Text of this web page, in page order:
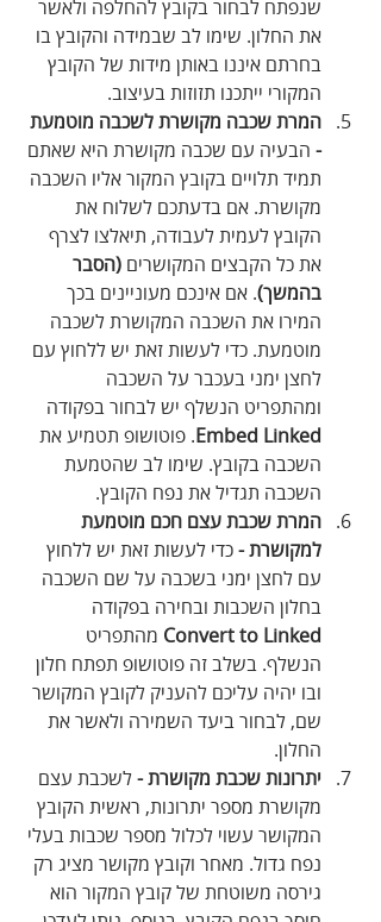
שנפתח לבחור בקובץ להחלפה ולאשר
את החלון. שימו לב שבמידה והקובץ בו
בחרתם איננו באותן מידות של הקובץ
המקורי ייתכנו תזוזות בעיצוב.
המרת שכבה מקושרת לשכבה מוטמעת
- הבעיה עם שכבה מקושרת היא שאתם
תמיד תלויים בקובץ המקור אליו השכבה
מקושרת. אם בדעתכם לשלוח את
הקובץ לעמית לעבודה, תיאלצו לצרף
את כל הקבצים המקושרים
‬בהמשך‭(‬ . אם אינכם מעוניינים בכך
המירו את השכבה המקושרת לשכבה
מוטמעת. כדי לעשות זאת יש ללחוץ עם
לחצן ימני בעכבר על השכבה
ומהתפריט הנשלף יש לבחור בפקודה
Embed Linked. פוטושופ תטמיע את
השכבה בקובץ. שימו לב שהטמעת
השכבה תגדיל את נפח הקובץ.
המרת שכבת עצם חכם מוטמעת
למקושרת - כדי לעשות זאת יש ללחוץ
עם לחצן ימני בשכבה על שם השכבה
בחלון השכבות ובחירה בפקודה
Convert to Linked מהתפריט
הנשלף. בשלב זה פוטושופ תפתח חלון
ובו יהיה עליכם להעניק לקובץ המקושר
שם, לבחור ביעד השמירה ולאשר את
החלון.
יתרונות שכבת מקושרת - לשכבת עצם
מקושרת מספר יתרונות, ראשית הקובץ
המקושר עשוי לכלול מספר שכבות בעלי
נפח גדול. מאחר וקובץ מקושר מציג רק
גירסה משוטחת של קובץ המקור הוא